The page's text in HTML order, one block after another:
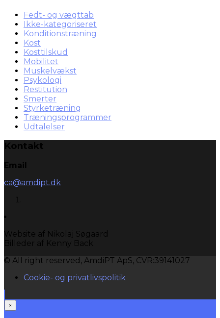
Fedt- og vægttab
Ikke-kategoriseret
Konditionstræning
Kost
Kosttilskud
Mobilitet
Muskelvækst
Psykologi
Restitution
Smerter
Styrketræning
Træningsprogrammer
Udtalelser
Kontakt
Email
ca@amdipt.dk
Website af Nikolaj Søgaard
Billeder af Kenny Back
© All right reserved, AmdiPT ApS, CVR:39141027
Cookie- og privatlivspolitik
×